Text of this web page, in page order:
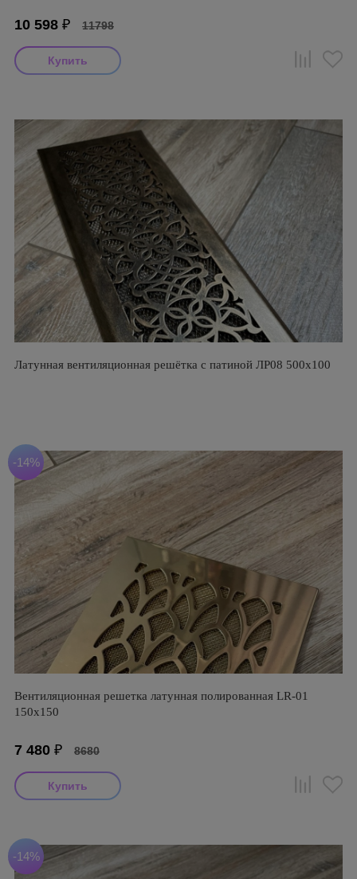
10 598 ₽ 11798
Латунная вентиляционная решётка с патиной ЛР08 500х100
-14%
Вентиляционная решетка латунная полированная LR-01
150х150
7 480 ₽ 8680
-14%